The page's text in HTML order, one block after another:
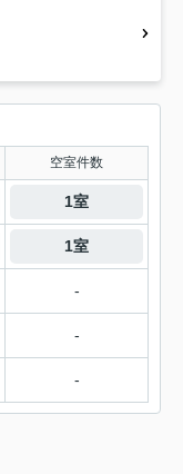
空室件数
1室
1室
-
-
-